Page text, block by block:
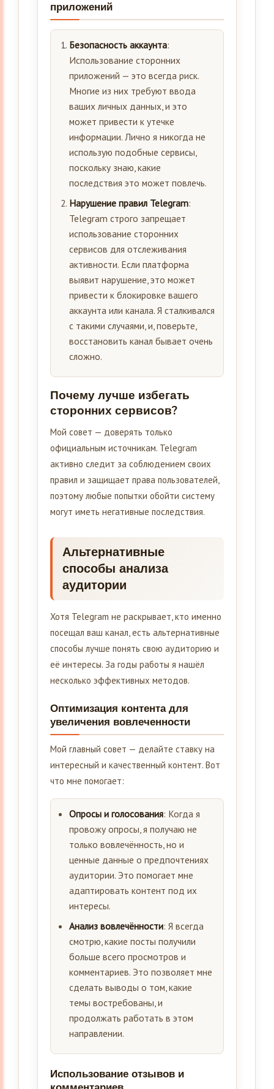
приложений
Безопасность аккаунта:
Использование сторонних
приложений — это всегда риск.
Многие из них требуют ввода
ваших личных данных, и это
может привести к утечке
информации. Лично я никогда не
использую подобные сервисы,
поскольку знаю, какие
последствия это может повлечь.
Нарушение правил Telegram:
Telegram строго запрещает
использование сторонних
сервисов для отслеживания
активности. Если платформа
выявит нарушение, это может
привести к блокировке вашего
аккаунта или канала. Я сталкивался
с такими случаями, и, поверьте,
восстановить канал бывает очень
сложно.
Почему лучше избегать
сторонних сервисов?
Мой совет — доверять только
официальным источникам. Telegram
активно следит за соблюдением своих
правил и защищает права пользователей,
поэтому любые попытки обойти систему
могут иметь негативные последствия.
Альтернативные
способы анализа
аудитории
Хотя Telegram не раскрывает, кто именно
посещал ваш канал, есть альтернативные
способы лучше понять свою аудиторию и
её интересы. За годы работы я нашёл
несколько эффективных методов.
Оптимизация контента для
увеличения вовлеченности
Мой главный совет — делайте ставку на
интересный и качественный контент. Вот
что мне помогает:
Опросы и голосования: Когда я
провожу опросы, я получаю не
только вовлечённость, но и
ценные данные о предпочтениях
аудитории. Это помогает мне
адаптировать контент под их
интересы.
Анализ вовлечённости: Я всегда
смотрю, какие посты получили
больше всего просмотров и
комментариев. Это позволяет мне
сделать выводы о том, какие
темы востребованы, и
продолжать работать в этом
направлении.
Использование отзывов и